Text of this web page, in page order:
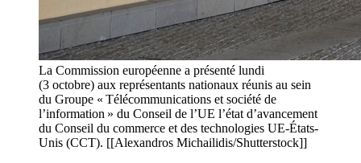
La Commission européenne a présenté lundi
(3 octobre) aux représentants nationaux réunis au sein
du Groupe « Télécommunications et société de
l’information » du Conseil de l’UE l’état d’avancement
du Conseil du commerce et des technologies UE-États-
Unis (CCT). [[Alexandros Michailidis/Shutterstock]]